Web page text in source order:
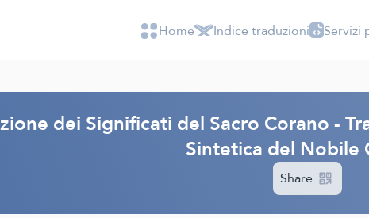
API Home Indice traduzioni Servizi
dei Significati del Sacro Corano -
Sintetica del Nobile
Share